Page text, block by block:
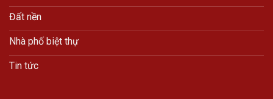
Đất nền
Nhà phố biệt thự
Tin tức